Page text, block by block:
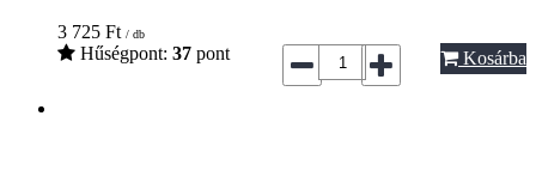
3 725 Ft / db
Hűségpont: 37 pont Kosárba